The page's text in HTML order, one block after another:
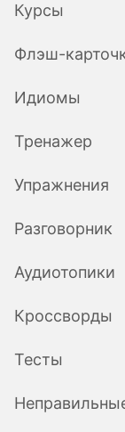
Курсы
Флэш-
Идиомы
Тренажер
Упражнения
Разговорник
Аудиотопики
Кроссворды
Тесты